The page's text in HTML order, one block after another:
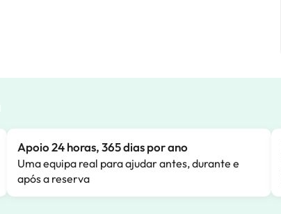
Apoio 24 horas, 365 dias por ano
Uma equipa real para ajudar antes, durante e
após a reserva